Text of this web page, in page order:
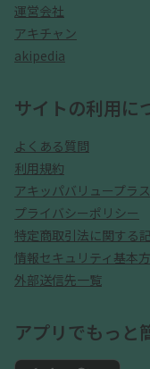
運営会社
アキチャン
akipedia
サイトの利用に
よくある質問
利用規約
アキッパバリュープラ
プライバシーポリシー
特定商取引法に関する
情報セキュリティ基本
外部送信先一覧
アプリでもっと